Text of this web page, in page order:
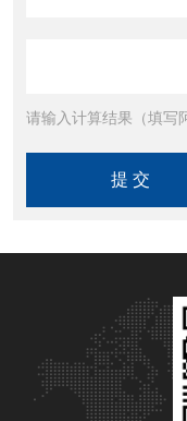
请输入计算结果（填写